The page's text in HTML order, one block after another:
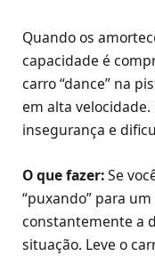
Quando os
capacidade é
carro “dance” na
em alta
insegurança e
O que fazer:Se
“puxando” para
constantemente a
situação. Leve o